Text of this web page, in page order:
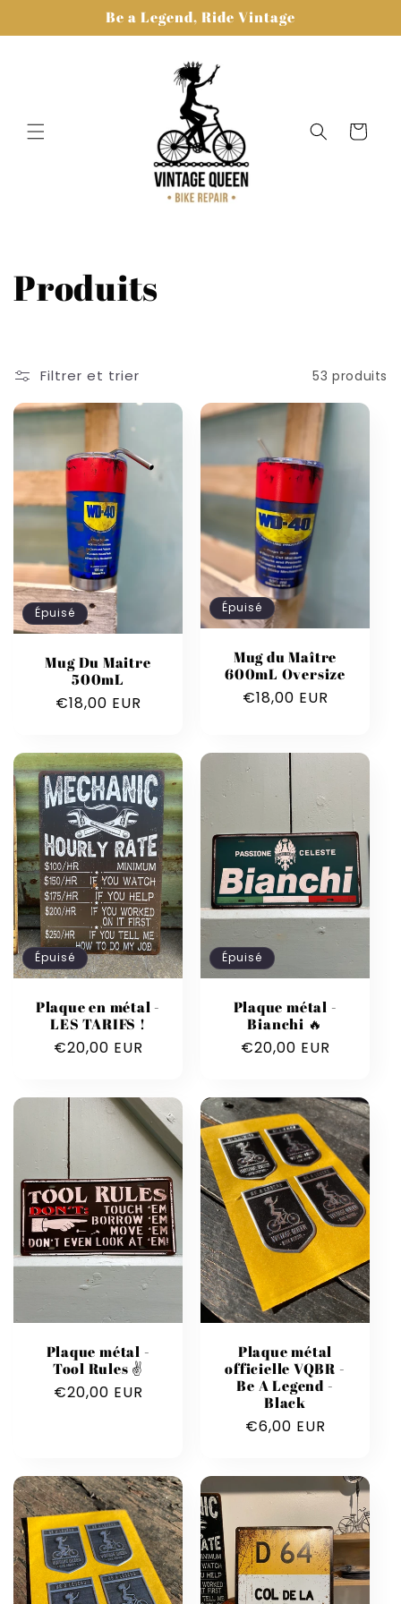
au
Be a Legend, Ride Vintage
Panier
C
l
l
e
c
i
o
Produits
Filtrer et trier 53 produits
Épuisé
Mug Du Maitre
500mL
Prix
€18,00 EUR
Épuisé
Mug du Maître
600mL Oversize
Prix
€18,00 EUR
Épuisé
Plaque en métal -
LES TARIFS !
Prix
€20,00 EUR
Épuisé
Plaque métal -
Bianchi 🔥
Prix
€20,00 EUR
Plaque métal -
Tool Rules ✌️
Prix
€20,00 EUR
Plaque métal
officielle VQBR -
Be A Legend -
Black
Prix
€6,00 EUR